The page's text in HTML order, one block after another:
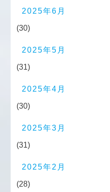
2025年6月
(30)
2025年5月
(31)
2025年4月
(30)
2025年3月
(31)
2025年2月
(28)